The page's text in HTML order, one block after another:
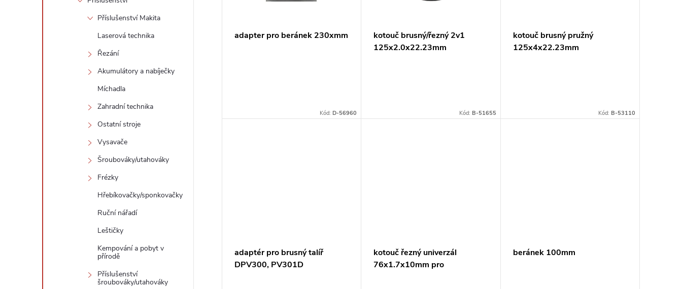
Příslušenství Makita
Laserová technika
Řezání
Akumulátory a nabíječky
Míchadla
Zahradní technika
Ostatní stroje
Vysavače
Šroubováky/utahováky
Frézky
Hřebíkovačky/sponkovačky
Ruční nářadí
Leštičky
Kempování a pobyt v
přírodě
Příslušenství
šroubováky/utahováky
d
adapter pro beránek 230xmm
Kód:D-56960
kotouč brusný/řezný 2v1
125x2.0x22.23mm
Kód: B-51655
kotouč brusný pružný
125x4x22.23mm
Kód: B-53110
adaptér pro brusný talíř
DPV300, PV301D
kotouč řezný univerzál
76x1.7x10mm pro
beránek 100mm